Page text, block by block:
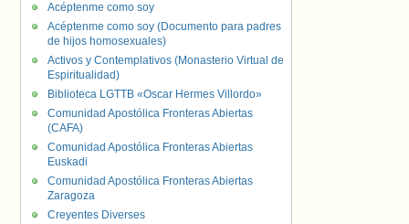
Acéptenme como soy
Acéptenme como soy (Documento para padres
de hijos homosexuales)
Activos y Contemplativos (Monasterio Virtual de
Espiritualidad)
Biblioteca LGTTB «Oscar Hermes Villordo»
Comunidad Apostólica Fronteras Abiertas
(CAFA)
Comunidad Apostólica Fronteras Abiertas
Euskadi
Comunidad Apostólica Fronteras Abiertas
Zaragoza
Creyentes Diverses